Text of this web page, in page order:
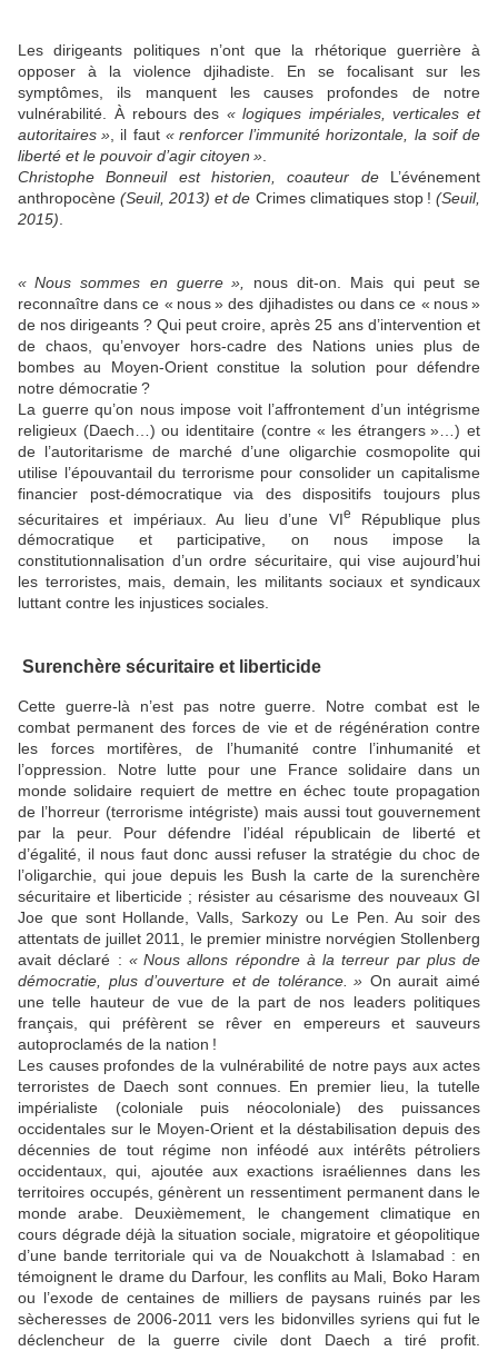
Les dirigeants politiques n’ont que la rhétorique guerrière à
opposer à la violence djihadiste. En se focalisant sur les
symptômes, ils manquent les causes profondes de notre
vulnérabilité. À rebours des « logiques impériales, verticales et
autoritaires » , il faut « renforcer l’immunité horizontale, la soif de
liberté et le pouvoir d’agir citoyen »
Christophe Bonneuil est historien, coauteur deL’événement
anthropocène(Seuil, 2013) et de Crimes climatiques stop !(Seuil,
2015)
« Nous sommes en guerre »,
nous dit-on. Mais qui peut se
reconnaître dans ce « nous » des djihadistes ou dans ce « nous »
de nos dirigeants ? Qui peut croire, après 25 ans d’intervention et
de chaos, qu’envoyer hors-cadre des Nations unies plus de
bombes au Moyen-Orient constitue la solution pour défendre
notre démocratie?
La guerre qu’on nous impose voit l’affrontement d’un intégrisme
religieux (Daech…) ou identitaire (contre « les étrangers »…) et
de l’autoritarisme de marché d’une oligarchie cosmopolite qui
utilise l’épouvantail du terrorisme pour consolider un capitalisme
financier post-démocratique via des dispositifs toujours plus
sécuritaires et impériaux. Au lieu d’une VIe
République plus
démocratique et participative, on nous impose la
constitutionnalisation d’un ordre sécuritaire, qui vise aujourd’hui
les terroristes, mais, demain, les militants sociaux et syndicaux
luttant contre les injustices sociales.
Surenchère sécuritaire et liberticide
Cette guerre-là n’est pas notre guerre. Notre combat est le
combat permanent des forces de vie et de régénération contre
les forces mortifères, de l’humanité contre l’inhumanité et
l’oppression. Notre lutte pour une France solidaire dans un
monde solidaire requiert de mettre en échec toute propagation
de l’horreur (terrorisme intégriste) mais aussi tout gouvernement
par la peur. Pour défendre l’idéal républicain de liberté et
d’égalité, il nous faut donc aussi refuser la stratégie du choc de
l’oligarchie, qui joue depuis les Bush la carte de la surenchère
sécuritaire et liberticide ; résister au césarisme des nouveauxGI
Joe que sont Hollande, Valls, Sarkozy ou Le Pen. Au soir des
attentats de juillet 2011, le premier ministre norvégien Stollenberg
avait déclaré : « Nous allons répondre à la terreur par plus de
démocratie, plus d’ouverture et de tolérance. » On aurait aimé
une telle hauteur de vue de la part de nos leaders politiques
français, qui préfèrent se rêver en empereurs et sauveurs
autoproclamés de la nation !
Les causes profondes de la vulnérabilité de notre pays aux actes
terroristes de Daech sont connues. En premier lieu, la tutelle
impérialiste (coloniale puis néocoloniale) des puissances
occidentales sur le Moyen-Orient et la déstabilisation depuis des
décennies de tout régime non inféodé aux intérêts pétroliers
occidentaux, qui, ajoutée aux exactions israéliennes dans les
territoires occupés, génèrent un ressentiment permanent dans le
monde arabe. Deuxièmement, le changement climatique en
cours dégrade déjà la situation sociale, migratoire et géopolitique
d’une bande territoriale qui va de Nouakchott à Islamabad : en
témoignent le drame du Darfour, les conflits au Mali, Boko Haram
ou l’exode de centaines de milliers de paysans ruinés par les
sècheresses de 2006-2011 vers les bidonvilles syriens qui fut le
déclencheur de la guerre civile dont Daech a tiré profit.